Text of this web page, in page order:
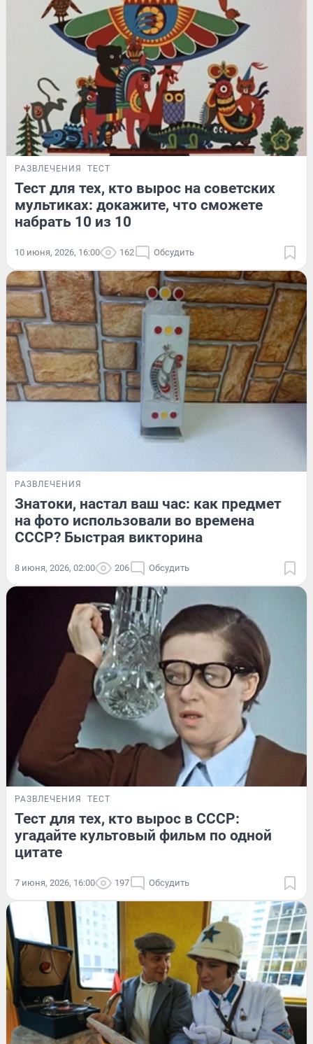
РАЗВЛЕЧЕНИЯ ТЕСТ
Тест для тех, кто вырос на советских
мультиках: докажите, что сможете
набрать 10 из 10
10 июня, 2026, 16:00 162 Обсудить
РАЗВЛЕЧЕНИЯ
Знатоки, настал ваш час: как предмет
на фото использовали во времена
СССР? Быстрая викторина
8 июня, 2026, 02:00 206 Обсудить
РАЗВЛЕЧЕНИЯ ТЕСТ
Тест для тех, кто вырос в СССР:
угадайте культовый фильм по одной
цитате
7 июня, 2026, 16:00 197 Обсудить